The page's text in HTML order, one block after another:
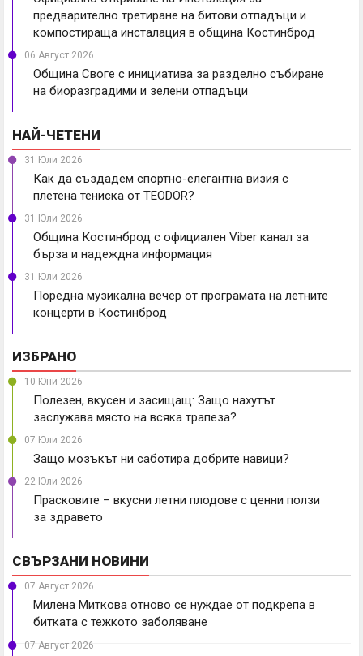
предварително третиране на битови отпадъци и
компостираща инсталация в община Костинброд
06 Август 2026
Община Своге с инициатива за разделно събиране
на биоразградими и зелени отпадъци
НАЙ-ЧЕТЕНИ
31 Юли 2026
Как да създадем спортно-елегантна визия с
плетена тениска от TEODOR?
31 Юли 2026
Община Костинброд с официален Viber канал за
бърза и надеждна информация
31 Юли 2026
Поредна музикална вечер от програмата на летните
концерти в Костинброд
ИЗБРАНО
10 Юни 2026
Полезен, вкусен и засищащ: Защо нахутът
заслужава място на всяка трапеза?
07 Юли 2026
Защо мозъкът ни саботира добрите навици?
22 Юли 2026
Прасковите – вкусни летни плодове с ценни ползи
за здравето
СВЪРЗАНИ НОВИНИ
07 Август 2026
Милена Миткова отново се нуждае от подкрепа в
битката с тежкото заболяване
07 Август 2026